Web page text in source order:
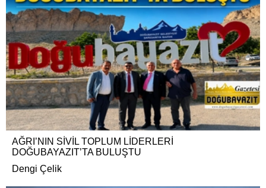
AĞRI’NIN SİVİL TOPLUM LİDERLERİ
DOĞUBAYAZIT’TA BULUŞTU
Dengi Çelik